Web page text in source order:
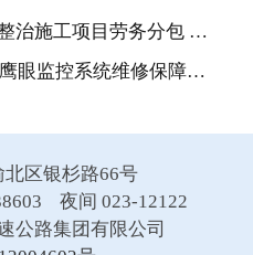
富金坝航电枢纽桥梁缺陷整治施工项目劳务分包 竞争性比选结果公示
2026年南方公司专项维护鹰眼监控系统维修保障服务采购结果公示
区银杉路66号
夜间 023-12122
公路集团有限公司